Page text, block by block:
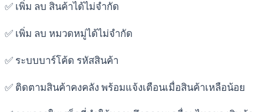
✅ เพิ่ม ลบ สินค้าได้ไม่จำกัด
✅ เพิ่ม ลบ หมวดหมู่ได้ไม่จำกัด
✅ ระบบบาร์โค้ด รหัสสินค้า
✅ ติดตามสินค้าคงคลัง พร้อมแจ้งเตือนเมื่อสินค้าเหลือน้อย